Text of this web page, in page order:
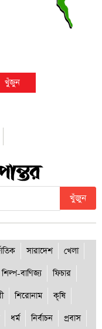
খুঁজুন
সারাদেশ
খেলা
শিল্প-বাণিজ্য
ফিচার
শিরোনাম
কৃষি
ধর্ম নির্বাচন
প্রবাস